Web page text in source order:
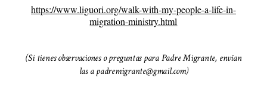
https://www.liguori.org/walk-with-my-people-a-life-in-
migration-ministry.html
(Si tienes observaciones o preguntas para Padre Migrante, envían
las a padremigrante@gmail.com)